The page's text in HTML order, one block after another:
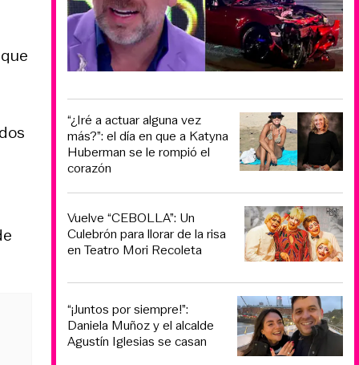
“¿Iré a actuar alguna vez
más?”: el día en que a Katyna
Huberman se le rompió el
corazón
Vuelve “CEBOLLA”: Un
Culebrón para llorar de la risa
en Teatro Mori Recoleta
“¡Juntos por siempre!”:
Daniela Muñoz y el alcalde
Agustín Iglesias se casan